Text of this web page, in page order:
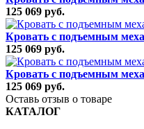
125 069 руб.
Кровать с подъемным
125 069 руб.
Кровать с подъемным
125 069 руб.
Оставь отзыв о товаре
КАТАЛОГ